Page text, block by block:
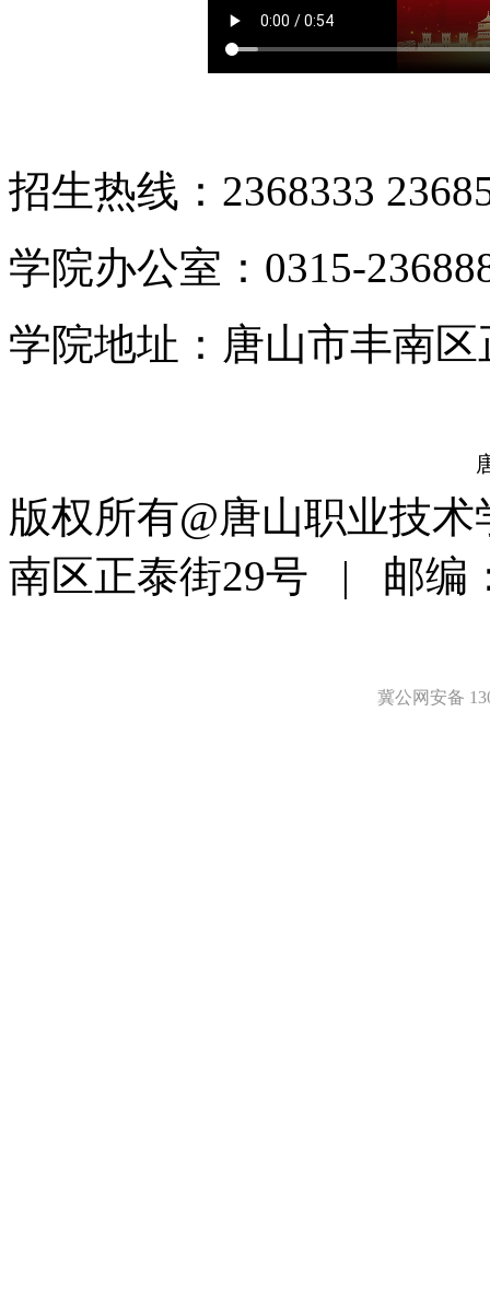
招生热线：2368333
学院办公室：0315-
学院地址：唐山市丰南区
版权所有@唐山职业技
南区正泰街29号 | 邮
冀公网安备